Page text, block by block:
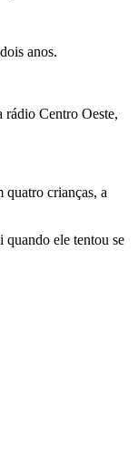
anos.
Centro Oeste,
crianças, a
ele tentou se